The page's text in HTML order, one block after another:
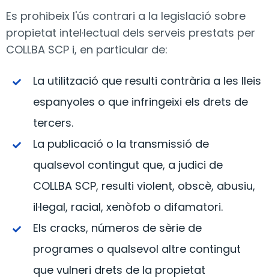
Es prohibeix l'ús contrari a la legislació sobre
propietat intel·lectual dels serveis prestats per
COLLBA SCP i, en particular de:
La utilització que resulti contrària a les lleis
espanyoles o que infringeixi els drets de
tercers.
La publicació o la transmissió de
qualsevol contingut que, a judici de
COLLBA SCP, resulti violent, obscè, abusiu,
il·legal, racial, xenòfob o difamatori.
Els cracks, números de sèrie de
programes o qualsevol altre contingut
que vulneri drets de la propietat